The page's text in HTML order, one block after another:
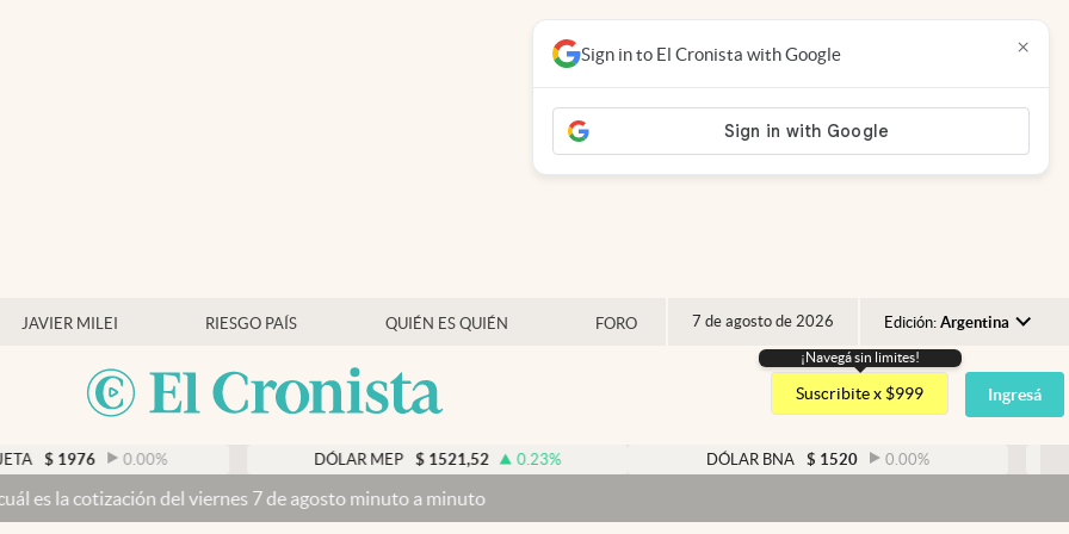
JAVIER MILEI RIESGO PAÍS QUIÉN ES QUIÉN FORO 7 de agosto de 2026 Edición: Argentina
Argentina
España
USA
¡Navegá sin limites!
Suscribite x $999 Ingresá
0.00% DÓLAR MEP $ 1521,52 0.23% DÓLAR BNA $ 1520 0.00%
del viernes 7 de agosto minuto a minuto
Sign in to El Cronista with Google ×